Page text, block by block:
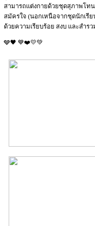
สามารถแต่งกายด้วยชุดสุภาพโท
สมัครใจ (นอกเหนือจากชุดนักเรีย
ด้วยความเรียบร้อย สงบ และสำร
🩶🖤 💙❤️💛💚